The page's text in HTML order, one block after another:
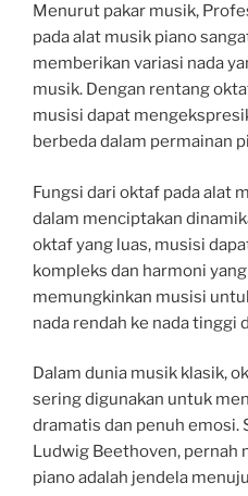
Menurut pakar musik,
pada alat musik piano
memberikan variasi nada
musik. Dengan rentang
musisi dapat
berbeda dalam permainan
Fungsi dari oktaf pada alat
dalam menciptakan
oktaf yang luas, musisi
kompleks dan harmoni
memungkinkan musisi
nada rendah ke nada tinggi
Dalam dunia musik klasik,
sering digunakan untuk
dramatis dan penuh emosi.
Ludwig Beethoven, pernah
piano adalah jendela